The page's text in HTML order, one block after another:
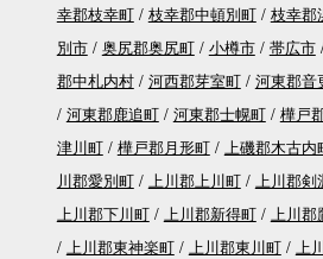
幸郡枝幸町
枝幸郡中頓別町 枝幸郡
別市
奥尻郡奥尻町 小樽市 帯広市
郡中札内村
河西郡芽室町 河東郡音
河東郡鹿追町
河東郡士幌町 樺戸
津川町
樺戸郡月形町 上磯郡木古内
川郡愛別町
上川郡上川町 上川郡剣
上川郡下川町
上川郡新得町 上川
上川郡東神楽町
上川郡東川町 上